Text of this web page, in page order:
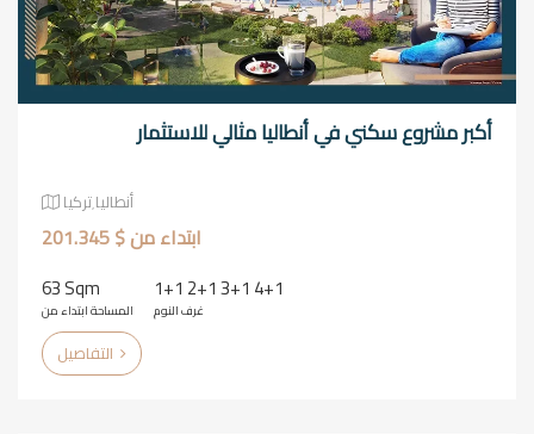
أكبر مشروع سكني في أنطاليا مثالي للاستثمار
أنطاليا٬تركيا
ابتداء من $ 201.345
63 Sqm
المساحة ابتداء من
1+1 2+1 3+1 4+1
غرف النوم